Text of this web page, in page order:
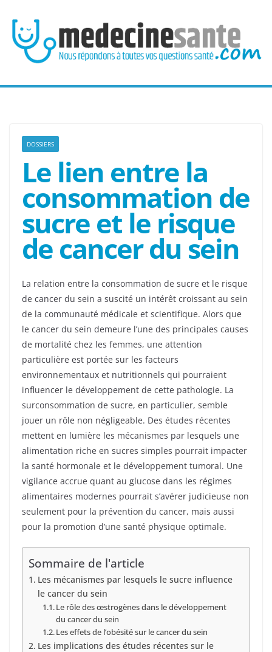
contenu
DOSSIERS
Le lien entre la
consommation de
sucre et le risque
de cancer du sein
La relation entre la consommation de sucre et le risque
de cancer du sein a suscité un intérêt croissant au sein
de la communauté médicale et scientifique. Alors que
le cancer du sein demeure l’une des principales causes
de mortalité chez les femmes, une attention
particulière est portée sur les facteurs
environnementaux et nutritionnels qui pourraient
influencer le développement de cette pathologie. La
surconsommation de sucre, en particulier, semble
jouer un rôle non négligeable. Des études récentes
mettent en lumière les mécanismes par lesquels une
alimentation riche en sucres simples pourrait impacter
la santé hormonale et le développement tumoral. Une
vigilance accrue quant au glucose dans les régimes
alimentaires modernes pourrait s’avérer judicieuse non
seulement pour la prévention du cancer, mais aussi
pour la promotion d’une santé physique optimale.
Sommaire de l'article
Les mécanismes par lesquels le sucre influence
le cancer du sein
Le rôle des œstrogènes dans le développement
du cancer du sein
Les effets de l’obésité sur le cancer du sein
Les implications des études récentes sur le